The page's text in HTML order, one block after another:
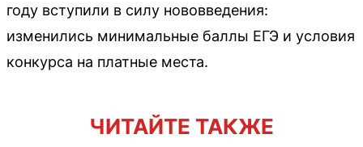
году вступили в силу нововведения:
изменились минимальные баллы ЕГЭ и условия
конкурса на платные места.
ЧИТАЙТЕ ТАКЖЕ